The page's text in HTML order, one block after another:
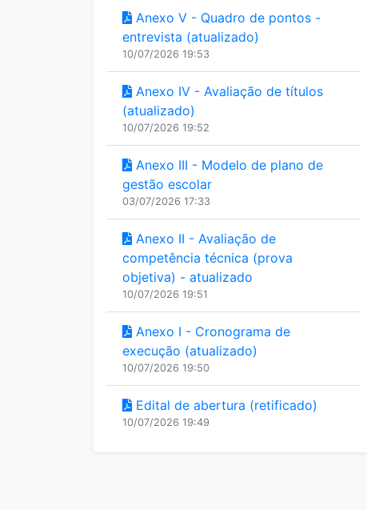
Anexo V - Quadro de pontos -
entrevista (atualizado)
10/07/2026 19:53
Anexo IV - Avaliação de títulos
(atualizado)
10/07/2026 19:52
Anexo III - Modelo de plano de
gestão escolar
03/07/2026 17:33
Anexo II - Avaliação de
competência técnica (prova
objetiva) - atualizado
10/07/2026 19:51
Anexo I - Cronograma de
execução (atualizado)
10/07/2026 19:50
Edital de abertura (retificado)
10/07/2026 19:49